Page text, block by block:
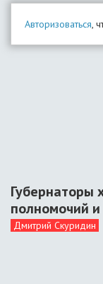
Авторизоваться,
Губернаторы
полномочий
Дмитрий Скуридин